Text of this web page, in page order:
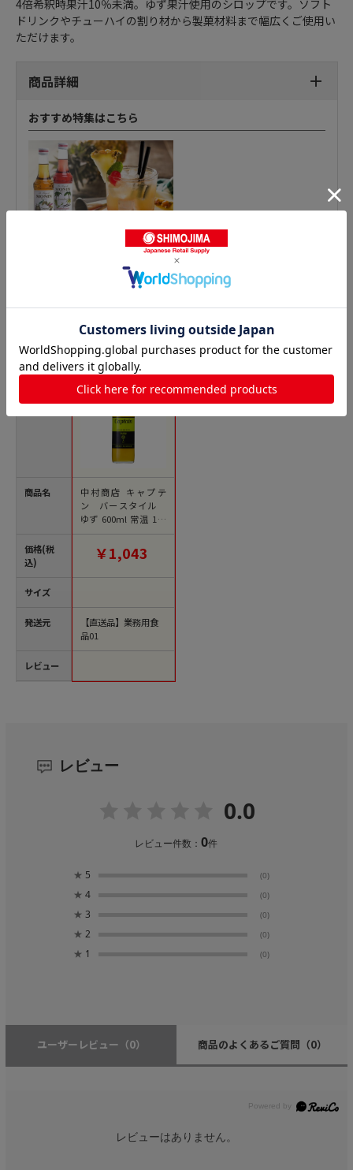
4倍希釈時果汁10％未満。ゆず果汁使用のシロップです。ソフト
ドリンクやチューハイの割り材から製菓材料まで幅広くご使用い
ただけます。
商品詳細
おすすめ特集はこちら
フレーバーシロップ 業務用 その他の人気商品との比較
商品名
価格(税
込)
サイズ
発送元
レビュー
中村商店 キャプテ
ン バースタイル
ゆず 600ml 常温 1本
※軽（ご注文単位1
まで【直送品】
￥1,043
【直送品】業務用食
品01
レビュー
0.0
レビュー件数：0件
★ 5 (0)
★ 4 (0)
★ 3 (0)
★ 2 (0)
★ 1 (0)
ユーザーレビュー （0） 商品のよくあるご質問 （0）
レビューはありません。